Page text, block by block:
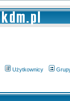
Użytkownicy